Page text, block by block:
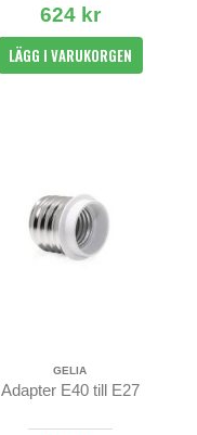
624 kr
LÄGG I VARUKORGEN
GELIA
Adapter E40 till E27